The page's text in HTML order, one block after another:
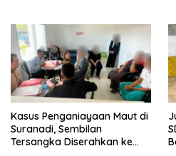
Kasus Penganiayaan Maut di
Suranadi, Sembilan
Tersangka Diserahkan ke